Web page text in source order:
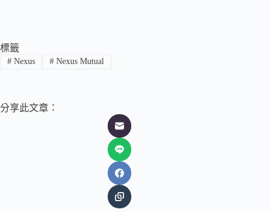
標籤
#Nexus #Nexus Mutual
分享此文章：